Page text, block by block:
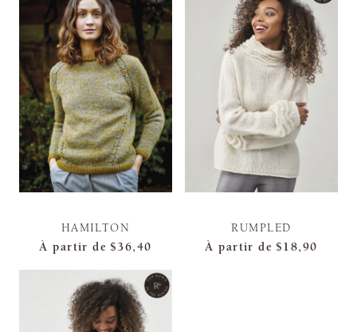
HAMILTON
À partir de $36,40
RUMPLED
À partir de $18,90